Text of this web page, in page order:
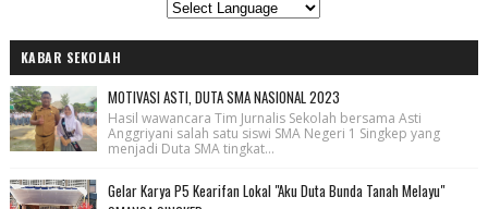
KABAR SEKOLAH
MOTIVASI ASTI, DUTA SMA NASIONAL 2023
Hasil wawancara Tim Jurnalis Sekolah bersama Asti
Anggriyani salah satu siswi SMA Negeri 1 Singkep yang
menjadi Duta SMA tingkat...
Gelar Karya P5 Kearifan Lokal "Aku Duta Bunda Tanah Melayu"